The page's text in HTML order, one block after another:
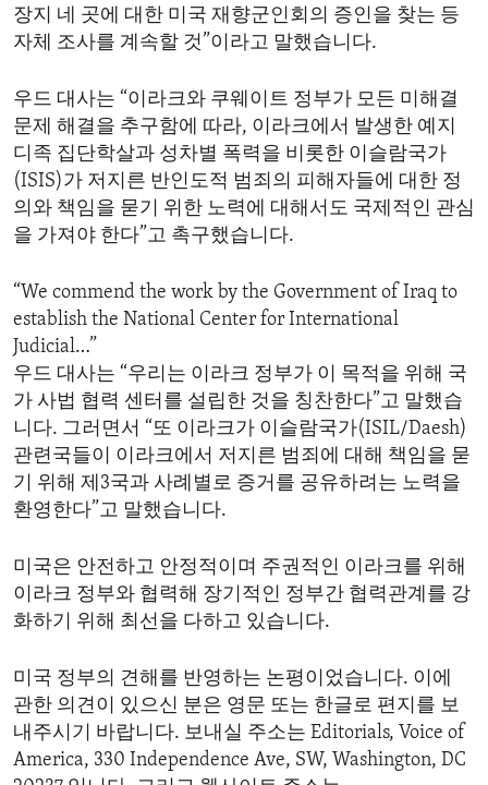
장지 네 곳에 대한 미국 재향군인회의 증인을 찾는 등
자체 조사를 계속할 것”이라고 말했습니다.
우드 대사는 “이라크와 쿠웨이트 정부가 모든 미해결
문제 해결을 추구함에 따라, 이라크에서 발생한 예지
디족 집단학살과 성차별 폭력을 비롯한 이슬람국가
(ISIS)가 저지른 반인도적 범죄의 피해자들에 대한 정
의와 책임을 묻기 위한 노력에 대해서도 국제적인 관심
을 가져야 한다”고 촉구했습니다.
“We commend the work by the Government of Iraq to
establish the National Center for International
Judicial…”
우드 대사는 “우리는 이라크 정부가 이 목적을 위해 국
가 사법 협력 센터를 설립한 것을 칭찬한다”고 말했습
니다. 그러면서 “또 이라크가 이슬람국가(ISIL/Daesh)
관련국들이 이라크에서 저지른 범죄에 대해 책임을 묻
기 위해 제3국과 사례별로 증거를 공유하려는 노력을
환영한다”고 말했습니다.
미국은 안전하고 안정적이며 주권적인 이라크를 위해
이라크 정부와 협력해 장기적인 정부간 협력관계를 강
화하기 위해 최선을 다하고 있습니다.
미국 정부의 견해를 반영하는 논평이었습니다. 이에
관한 의견이 있으신 분은 영문 또는 한글로 편지를 보
내주시기 바랍니다. 보내실 주소는 Editorials, Voice of
America, 330 Independence Ave, SW, Washington, DC